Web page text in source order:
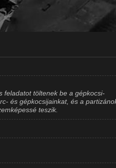
feladatot töltenek be a gépkocsi-
és gépkocsijainkat, és a
teszik.